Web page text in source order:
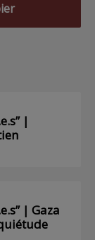
|
| Gaza